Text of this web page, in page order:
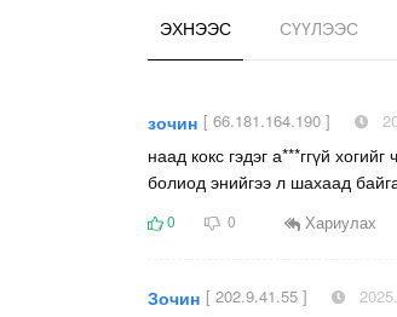
ЭХНЭЭС СҮҮЛЭЭС
зочин [ 66.181.164.190 ]
наад кокс гэдэг а***ггүй
болиод энийгээ л шахаад
0 0 Хариулах
Зочин [ 202.9.41.55 ]